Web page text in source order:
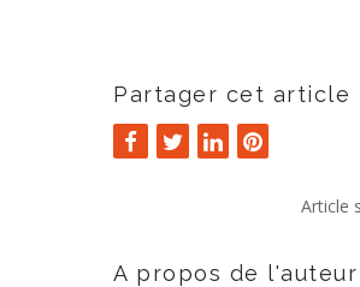
Partager cet article
Article
A propos de l'auteur